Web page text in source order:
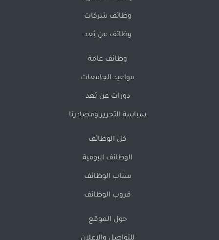
وظائف شركات
وظائف عن بُعد
وظائف عامة
مواعيد الجامعات
دورات عن بُعد
سياسة التحرير ومصادرنا
كل الوظائف
الوظائف اليومية
سناب الوظائف
قروب الوظائف
حول الموقع